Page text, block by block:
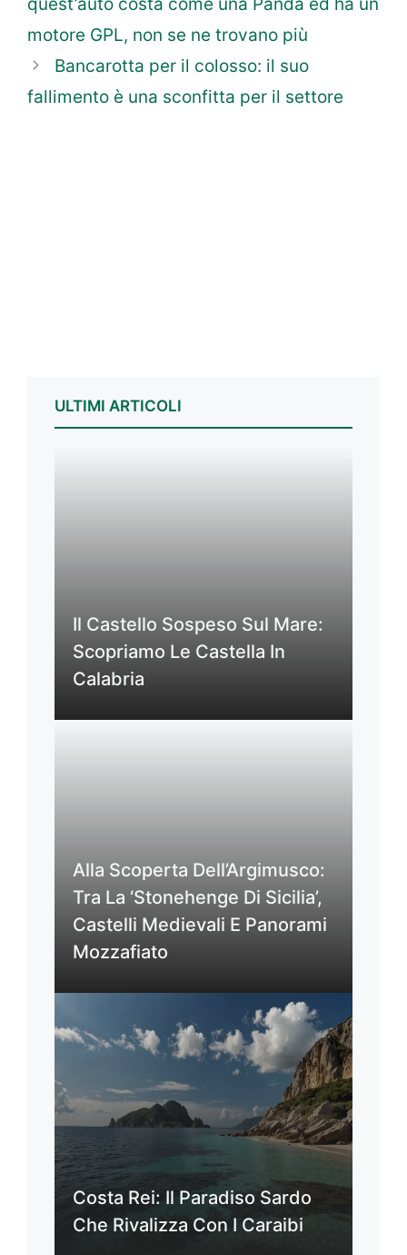
motore GPL, non se ne trovano più
Bancarotta per il colosso: il suo
fallimento è una sconfitta per il settore
ULTIMI ARTICOLI
Il Castello Sospeso Sul Mare:
Scopriamo Le Castella In
Calabria
Alla Scoperta Dell’Argimusco:
Tra La ‘Stonehenge Di Sicilia’,
Castelli Medievali E Panorami
Mozzafiato
Costa Rei: Il Paradiso Sardo
Che Rivalizza Con I Caraibi